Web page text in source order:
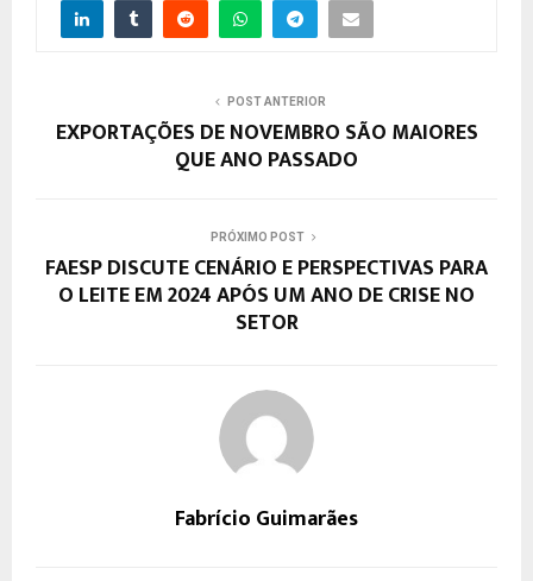
POST ANTERIOR
EXPORTAÇÕES DE NOVEMBRO SÃO MAIORES
QUE ANO PASSADO
PRÓXIMO POST
FAESP DISCUTE CENÁRIO E PERSPECTIVAS PARA
O LEITE EM 2024 APÓS UM ANO DE CRISE NO
SETOR
Fabrício Guimarães